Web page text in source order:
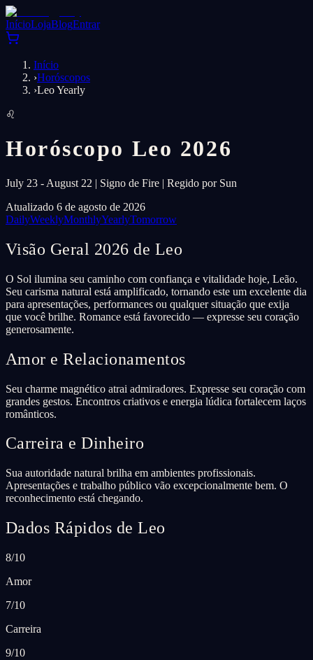
InícioLojaBlogEntrar
Início
›Horóscopos
›Leo Yearly
♌
Horóscopo Leo 2026
July 23 - August 22 | Signo de Fire | Regido por Sun
Atualizado 6 de agosto de 2026
DailyWeeklyMonthlyYearlyTomorrow
Visão Geral 2026 de Leo
O Sol ilumina seu caminho com confiança e vitalidade hoje, Leão.
Seu carisma natural está amplificado, tornando este um excelente dia
para apresentações, performances ou qualquer situação que exija
que você brilhe. Romance está favorecido — expresse seu coração
generosamente.
Amor e Relacionamentos
Seu charme magnético atrai admiradores. Expresse seu coração com
grandes gestos. Encontros criativos e energia lúdica fortalecem laços
românticos.
Carreira e Dinheiro
Sua autoridade natural brilha em ambientes profissionais.
Apresentações e trabalho público vão excepcionalmente bem. O
reconhecimento está chegando.
Dados Rápidos de Leo
8/10
Amor
7/10
Carreira
9/10